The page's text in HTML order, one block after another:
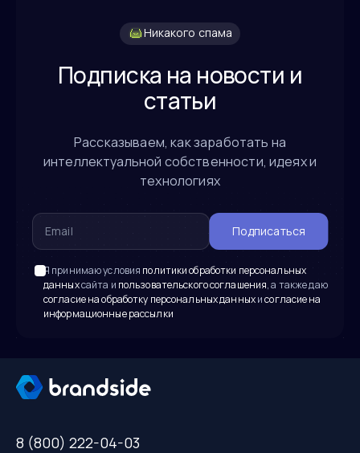
Никакого спама
Подписка на новости и
статьи
Рассказываем, как заработать на
интеллектуальной собственности, идеях и
технологиях
Подписаться
Я принимаю условия политики обработки персональных
данныхсайта и пользовательского соглашения, а также даю
согласие на обработку персональных данныхисогласие на
информационные рассылки
8 (800) 222-04-03